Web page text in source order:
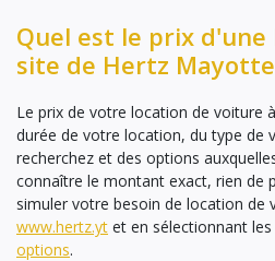
Quel est le prix
site de Hertz
Le prix de votre location de voiture
durée de votre location, du type de
recherchez et des options
connaître le montant exact, rien de
simuler votre besoin de location de
www.hertz.yt et en sélectionnant
options.